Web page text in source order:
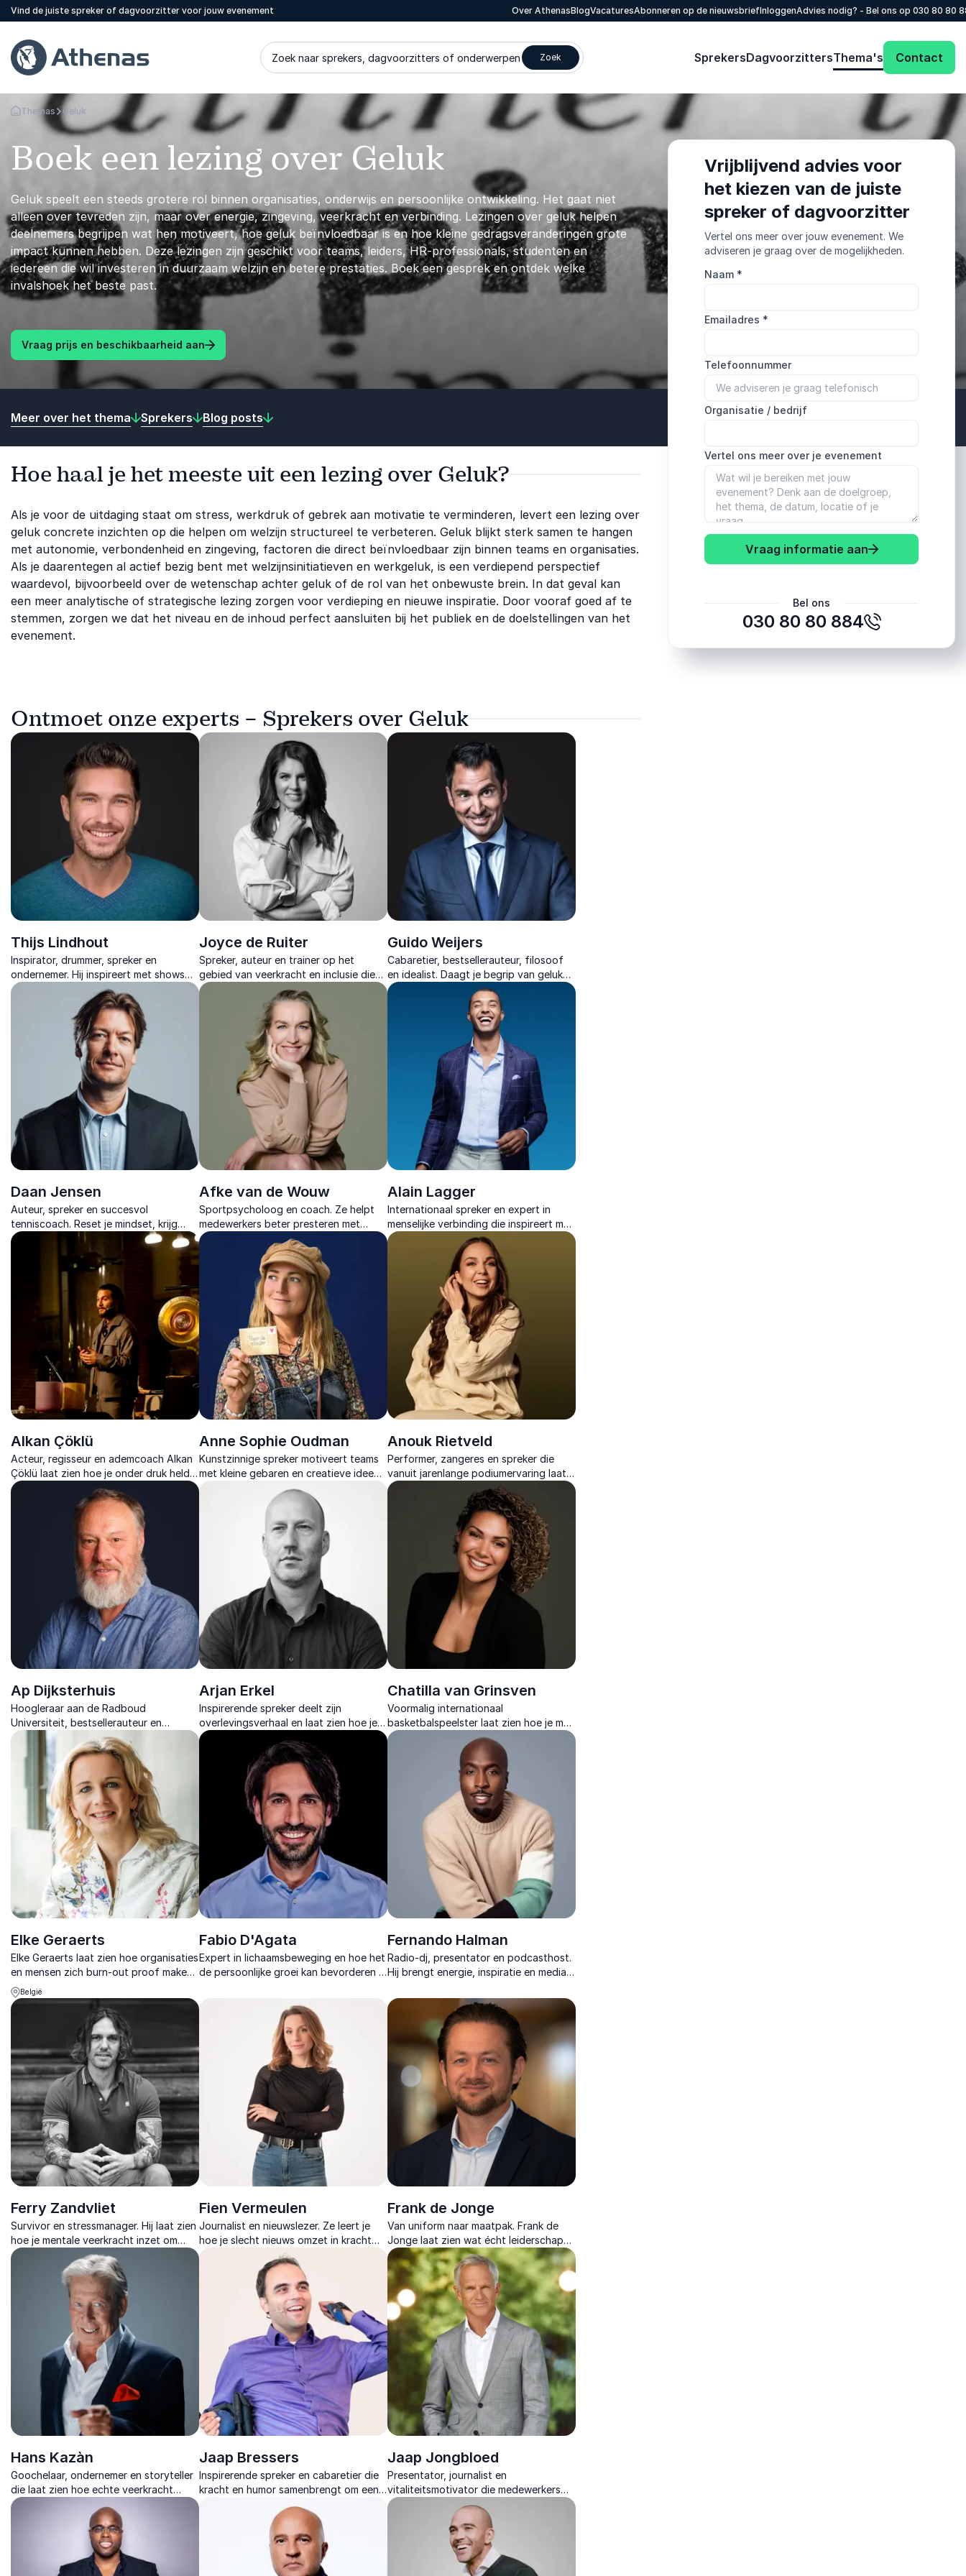
Vind de juiste spreker of dagvoorzitter voor jouw evenement Over AthenasBlogVacaturesAbonneren op de nieuwsbriefInloggenAdvies nodig? - Bel ons op 030 80 80
Zoek naar sprekers, dagvoorzitters of onderwerpen Zoek SprekersDagvoorzittersThema's Contact
Terug naar de startpagina
Themas Geluk
Boek een lezing over Geluk
Geluk speelt een steeds grotere rol binnen organisaties, onderwijs en persoonlijke ontwikkeling. Het gaat niet
alleen over tevreden zijn, maar over energie, zingeving, veerkracht en verbinding. Lezingen over geluk helpen
deelnemers begrijpen wat hen motiveert, hoe geluk beïnvloedbaar is en hoe kleine gedragsveranderingen grote
impact kunnen hebben. Deze lezingen zijn geschikt voor teams, leiders, HR-professionals, studenten en
iedereen die wil investeren in duurzaam welzijn en betere prestaties. Boek een gesprek en ontdek welke
invalshoek het beste past.
Vraag prijs en beschikbaarheid aan
Vrijblijvend advies voor
het kiezen van de juiste
spreker of dagvoorzitter
Vertel ons meer over jouw evenement. We
adviseren je graag over de mogelijkheden.
Naam *
Emailadres *
Telefoonnummer
Organisatie / bedrijf
Vertel ons meer over je evenement
Vraag informatie aan
Bel ons
030 80 80 884
Meer over het thema Sprekers Blog posts
Hoe haal je het meeste uit een lezing over Geluk?
Als je voor de uitdaging staat om stress, werkdruk of gebrek aan motivatie te verminderen, levert een lezing over
geluk concrete inzichten op die helpen om welzijn structureel te verbeteren. Geluk blijkt sterk samen te hangen
met autonomie, verbondenheid en zingeving, factoren die direct beïnvloedbaar zijn binnen teams en organisaties.
Als je daarentegen al actief bezig bent met welzijnsinitiatieven en werkgeluk, is een verdiepend perspectief
waardevol, bijvoorbeeld over de wetenschap achter geluk of de rol van het onbewuste brein. In dat geval kan
een meer analytische of strategische lezing zorgen voor verdieping en nieuwe inspiratie. Door vooraf goed af te
stemmen, zorgen we dat het niveau en de inhoud perfect aansluiten bij het publiek en de doelstellingen van het
evenement.
Ontmoet onze experts – Sprekers over Geluk
Thijs Lindhout
Inspirator, drummer, spreker en
ondernemer. Hij inspireert met shows
vol muziek, humor en inzichten over
geluk, succes en persoonlijke groei.
Joyce de Ruiter
Spreker, auteur en trainer op het
gebied van veerkracht en inclusie die
organisaties leert sterker te worden
door verandering bewust te omarmen.
Guido Weijers
Cabaretier, bestsellerauteur, filosoof
en idealist. Daagt je begrip van geluk
uit, met een humoristisch tintje.
Daan Jensen
Auteur, spreker en succesvol
tenniscoach. Reset je mindset, krijg
hernieuwde energie en bereik meer dan
je ooit had durven dromen.
Afke van de Wouw
Sportpsycholoog en coach. Ze helpt
medewerkers beter presteren met
mentale kracht, aandacht en een
holistische benadering.
Alain Lagger
Internationaal spreker en expert in
menselijke verbinding die inspireert met
praktijkervaring, interactieve inzichten
en duurzame verandering binnen
Alkan Çöklü
Acteur, regisseur en ademcoach Alkan
Çöklü laat zien hoe je onder druk helder
blijft, spanning loslaat en leiding neemt
vanuit rust en bewustzijn.
Anne Sophie Oudman
Kunstzinnige spreker motiveert teams
met kleine gebaren en creatieve ideeën
voor meer vriendelijkheid en verbinding.
Anouk Rietveld
Performer, zangeres en spreker die
vanuit jarenlange podiumervaring laat
zien hoe focus, veerkracht en
eigenaarschap leiden tot duurzame
Ap Dijksterhuis
Hoogleraar aan de Radboud
Universiteit, bestsellerauteur en
bekroond expert in onbewuste
psychologie, gedragsverandering, en
Arjan Erkel
Inspirerende spreker deelt zijn
overlevingsverhaal en laat zien hoe je
mentaal sterk blijft met vrijheid als
levenskompas.
Chatilla van Grinsven
Voormalig internationaal
basketbalspeelster laat zien hoe je met
mindset, samenwerking en veerkracht
jouw talenten omzet in echte
Elke Geraerts
Elke Geraerts laat zien hoe organisaties
en mensen zich burn-out proof maken
met wetenschap, praktische tools en
mentale veerkracht.
België
Fabio D'Agata
Expert in lichaamsbeweging en hoe het
de persoonlijke groei kan bevorderen in
Fernando Halman
Radio-dj, presentator en podcasthost.
Hij brengt energie, inspiratie en media-
met positiviteit hun doelen na te jagen.
Ferry Zandvliet
Survivor en stressmanager. Hij laat zien
hoe je mentale veerkracht inzet om
sterker uit tegenslagen te komen.
Krachtig, persoonlijk en altijd relevant.
Fien Vermeulen
Journalist en nieuwslezer. Ze leert je
hoe je slecht nieuws omzet in kracht
met optimisme en de moed om je eigen
verhaal te herschrijven.
Frank de Jonge
Van uniform naar maatpak. Frank de
Jonge laat zien wat écht leiderschap
betekent: menselijk, moedig en vanuit
het hart.
Hans Kazàn
Goochelaar, ondernemer en storyteller
die laat zien hoe echte veerkracht
ontstaat en hoe motivatie groeit door
humor, inzicht en herkenning.
Jaap Bressers
Inspirerende spreker en cabaretier die
kracht en humor samenbrengt om een
inspirerende boodschap te vertellen.
Jaap Jongbloed
Presentator, journalist en
vitaliteitsmotivator die medewerkers
helpt meer energie, discipline en regie
te vinden in werk en leven.